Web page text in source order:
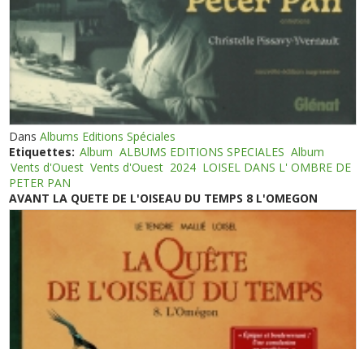
DansAlbums Editions Spéciales
Etiquettes: Album ALBUMS EDITIONS SPECIALES Album
Vents d'Ouest Vents d'Ouest 2024 LOISEL DANS L' OMBRE DE
PETER PAN
AVANT LA QUETE DE L'OISEAU DU TEMPS 8 L'OMEGON